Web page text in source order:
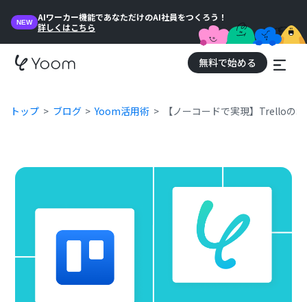
NEW
AIワーカー機能であなただけのAI社員をつくろう！
詳しくはこちら
無料で始める
トップ ブログ Yoom活用術 【ノーコードで実現】Trelloの